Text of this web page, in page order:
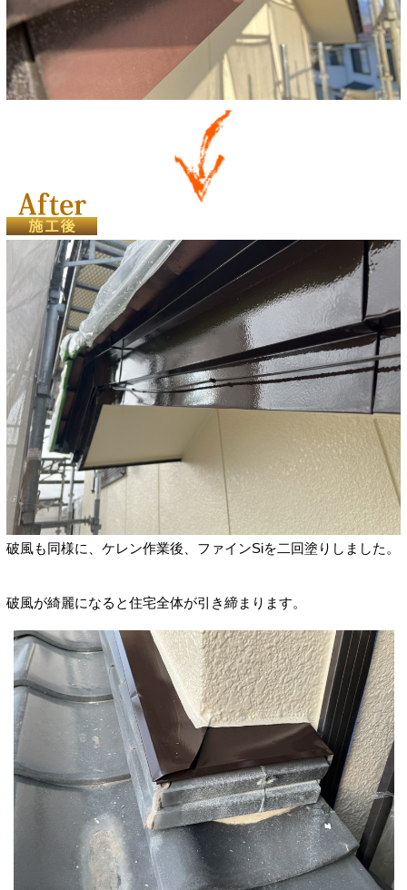
破風も同様に、ケレン作業後、ファインSiを二回塗りしました。
破風が綺麗になると住宅全体が引き締まります。